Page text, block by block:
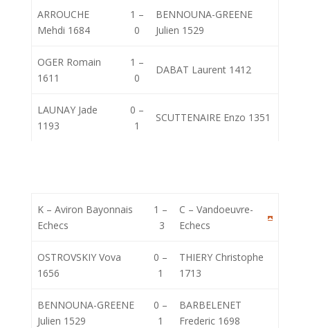
ARROUCHE
Mehdi 1684
1 –
0
BENNOUNA-GREENE
Julien 1529
OGER Romain
1611
1 –
0
DABAT Laurent 1412
LAUNAY Jade
1193
0 –
1
SCUTTENAIRE Enzo 1351
K – Aviron Bayonnais
Echecs
1 –
3
C – Vandoeuvre-
Echecs
OSTROVSKIY Vova
1656
0 –
1
THIERY Christophe
1713
BENNOUNA-GREENE
Julien 1529
0 –
1
BARBELENET
Frederic 1698